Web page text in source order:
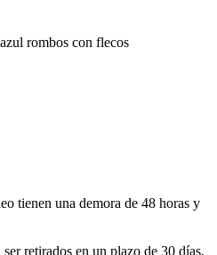
rombos con flecos
tienen una demora de 48 horas y
retirados en un plazo de 30 días,